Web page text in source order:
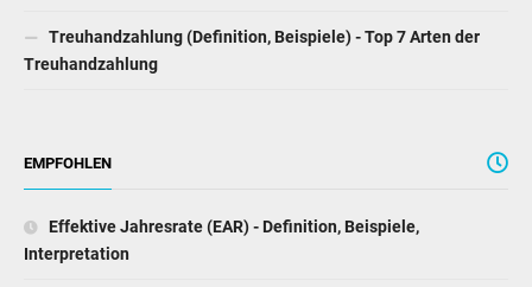
Treuhandzahlung (Definition, Beispiele) - Top 7 Arten der
Treuhandzahlung
EMPFOHLEN
Effektive Jahresrate (EAR) - Definition, Beispiele,
Interpretation